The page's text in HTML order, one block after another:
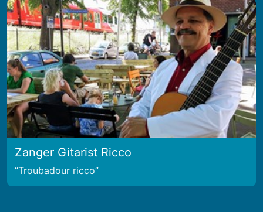
Zanger Gitarist Ricco
Troubadour ricco